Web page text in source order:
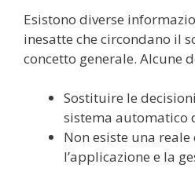
Esistono diverse
inesatte che circondano il
concetto generale. Alcune
Sostituire le
sistema automatico
Non esiste una reale
l’applicazione e la